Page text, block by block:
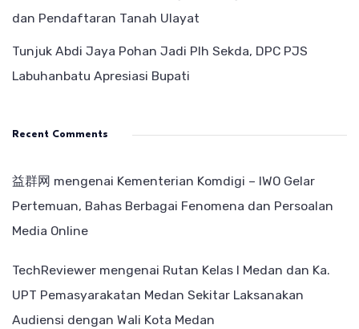
dan Pendaftaran Tanah Ulayat
Tunjuk Abdi Jaya Pohan Jadi Plh Sekda, DPC PJS
Labuhanbatu Apresiasi Bupati
Recent Comments
益群网 mengenai Kementerian Komdigi – IWO Gelar
Pertemuan, Bahas Berbagai Fenomena dan Persoalan
Media Online
TechReviewer mengenai Rutan Kelas I Medan dan Ka.
UPT Pemasyarakatan Medan Sekitar Laksanakan
Audiensi dengan Wali Kota Medan